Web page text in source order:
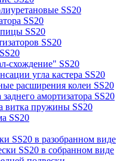
SS20
SS20
SS20
SS20
схождение" SS20
угла кастера SS20
расширения колеи SS20
амортизатора SS20
витка пружины SS20
SS20
SS20 в разобранном виде
SS20 в собранном виде